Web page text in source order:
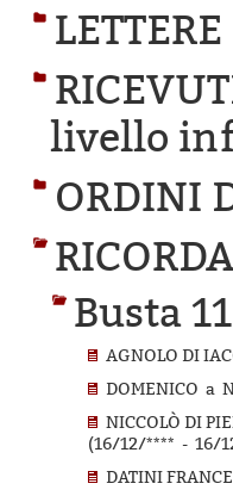
livello
ORDINI
Busta
AGNOLO DI
DOMENICO a
NICCOLÒ DI
(16/12/**** - 16/
DATINI